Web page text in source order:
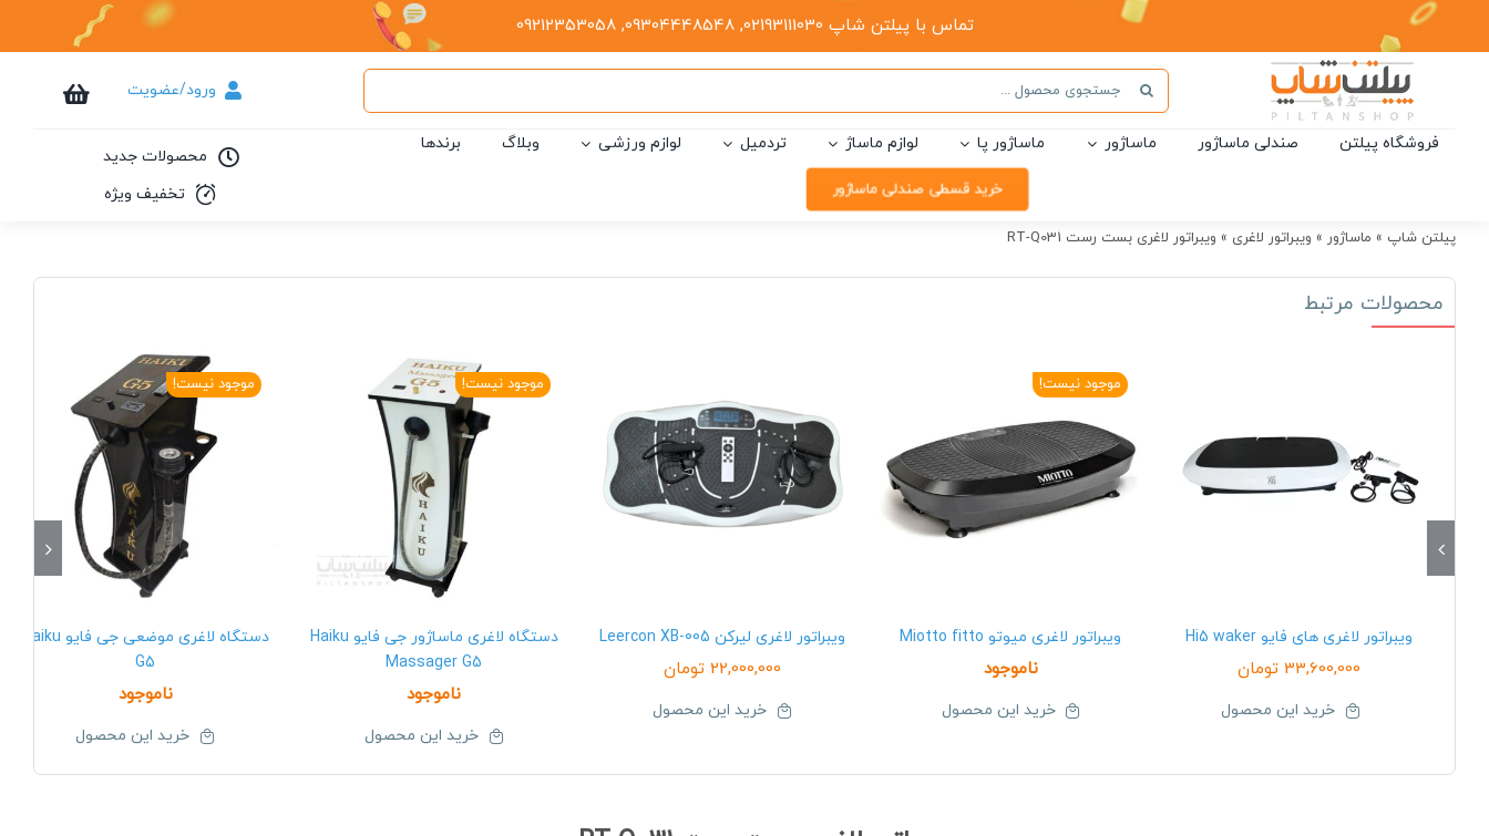
تماس با پیلتن شاپ 02193111030, 09304448548, 09212353058
جستجو
برای:
ورود/عضویت
فروشگاه پیلتن صندلی ماساژور ماساژور ماساژور پا لوازم ماساژ تردمیل لوازم ورزشی وبلاگ برندها
خرید قسطی صندلی ماساژور
محصولات جدید
تخفیف ویژه
پیلتن شاپ » ماساژور » ویبراتور لاغری » ویبراتور لاغری بست رست RT-Q031
محصولات مرتبط
ویبراتور لاغری های فایو Hi5 waker
33,600,000 تومان
خرید این محصول
موجود نیست!
ویبراتور لاغری میوتو Miotto fitto
ناموجود
خرید این محصول
ویبراتور لاغری لیرکن Leercon XB-005
22,000,000 تومان
خرید این محصول
موجود نیست!
دستگاه لاغری ماساژور جی فایو Haiku
Massager G5
ناموجود
خرید این محصول
موجود نیست!
دستگاه لاغری موضعی جی فایو Haiku
G5
ناموجود
خرید این محصول